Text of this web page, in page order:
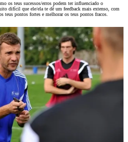
os teus sucessos/erros podem ter influenciado o
difícil que ele/ela te dê um feedback mais extenso, com
teus pontos fortes e melhorar os teus pontos fracos.